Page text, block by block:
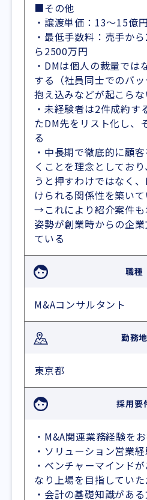
■その他
・譲渡単価：13～15億
・最低手数料：売手か
ら2500万円
・DMは個人の裁量では
する（社員同士でのバ
抱え込みなどが起こらな
・未経験者は2件成約す
たDM先をリスト化し、
る
・中長期で徹底的に顧
くことを理念としてお
うと押すわけではなく
けられる関係性を築いて
→これにより紹介案件も
姿勢が創業時からの企
ている
職種
M&Aコンサルタント
勤務地
東京都
採用要
・M&A関連業務経験を
・ソリューション営業
・ベンチャーマインド
なり上場を目指してい
・会計の基礎知識があ